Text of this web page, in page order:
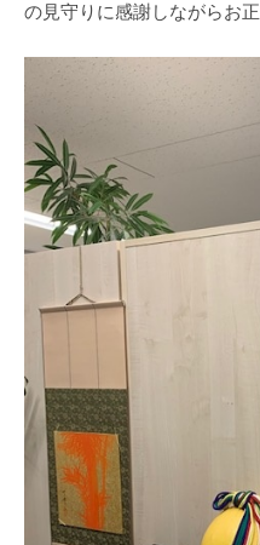
の見守りに感謝しながらお